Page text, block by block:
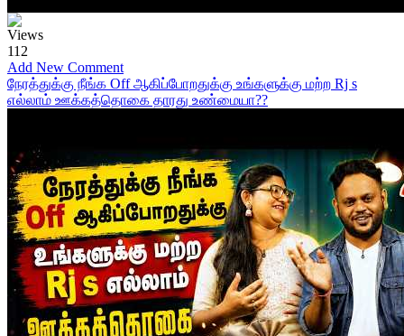
Views
112
Add New Comment
நேரத்துக்கு நீங்க Off ஆகிப்போறதுக்கு உங்களுக்கு மற்ற Rj s
எல்லாம் ஊக்கத்தொகை தாரது உண்மையா??